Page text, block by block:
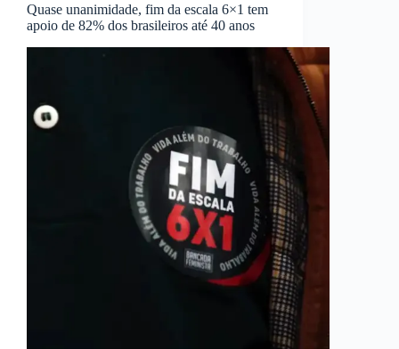
Quase unanimidade, fim da escala 6×1 tem
apoio de 82% dos brasileiros até 40 anos